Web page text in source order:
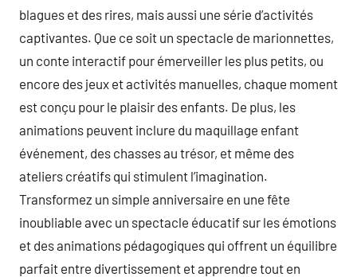
blagues et des rires, mais aussi une série d’activités
captivantes. Que ce soit un spectacle de marionnettes,
un conte interactif pour émerveiller les plus petits, ou
encore des jeux et activités manuelles, chaque moment
est conçu pour le plaisir des enfants. De plus, les
animations peuvent inclure du maquillage enfant
événement, des chasses au trésor, et même des
ateliers créatifs qui stimulent l’imagination.
Transformez un simple anniversaire en une fête
inoubliable avec un spectacle éducatif sur les émotions
et des animations pédagogiques qui offrent un équilibre
parfait entre divertissement et apprendre tout en